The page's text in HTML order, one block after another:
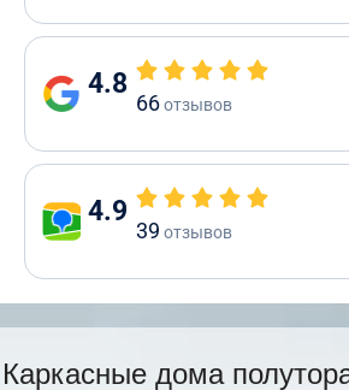
4.8
66отзывов
4.9
39 отзывов
Каркасные дома